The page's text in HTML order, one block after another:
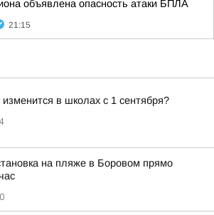
объявлена опасность атаки БПЛА
21:15
изменится в школах с 1 сентября?
на пляже в Боровом прямо